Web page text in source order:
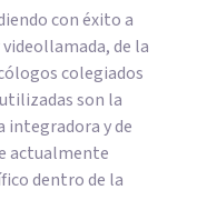
con éxito a
de la
colegiados
son la
y de
actualmente
dentro de la